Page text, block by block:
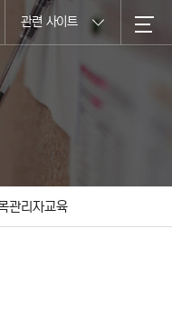
관련 사이트
관리자교육